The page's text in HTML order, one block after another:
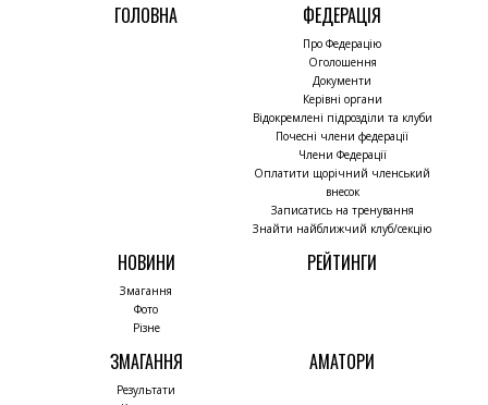
ГОЛОВНА ФЕДЕРАЦІЯ
Про Федерацію
Оголошення
Документи
Керівні органи
Відокремлені підрозділи та клуби
Почесні члени федерації
Члени Федерації
Оплатити щорічний членський
внесок
Записатись на тренування
Знайти найближчий клуб/секцію
НОВИНИ
Змагання
Фото
Різне
РЕЙТИНГИ
ЗМАГАННЯ
Результати
АМАТОРИ